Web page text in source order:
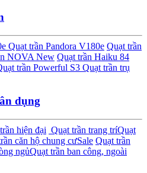
Quạt trần Pandora V180e Quạt trần
NOVA New Quạt trần Haiku 84
trần Powerful S3 Quạt trần trụ
dụng
hiện đại Quạt trần trang tríQuạt
căn hộ chung cưSale Quạt trần
ngủQuạt trần ban công, ngoài